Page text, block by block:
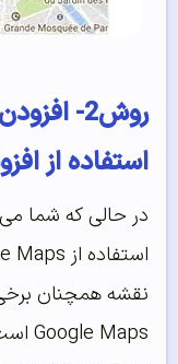
روش2-
استفاده از
در حالی که شما می
نقشه همچنان برخی